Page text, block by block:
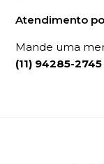
Atendimento
Mande uma
(11) 94285-2745